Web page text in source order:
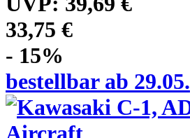
33,75 €
- 15%
bestellbar ab 29.05.